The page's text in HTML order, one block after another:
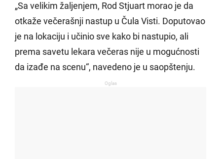
„Sa velikim žaljenjem, Rod Stjuart morao je da
otkaže večerašnji nastup u Čula Visti. Doputovao
je na lokaciju i učinio sve kako bi nastupio, ali
prema savetu lekara večeras nije u mogućnosti
da izađe na scenu“, navedeno je u saopštenju.
Oglas